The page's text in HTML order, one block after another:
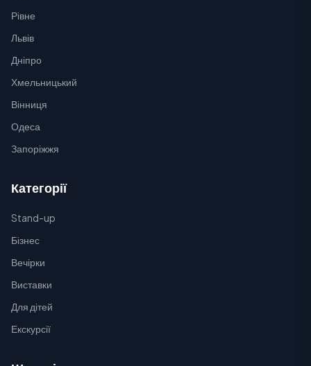
Рівне
Львів
Дніпро
Хмельницький
Вінниця
Одеса
Запоріжжя
Категорії
Stand-up
Бізнес
Вечірки
Виставки
Для дітей
Екскурсії